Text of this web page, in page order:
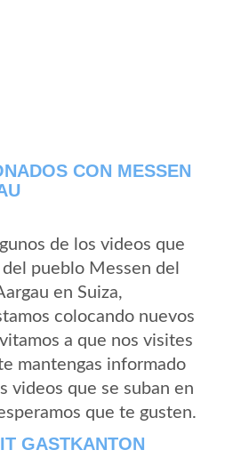
CON MESSEN
de los videos que
pueblo Messen del
en Suiza,
colocando nuevos
a que nos visites
mantengas informado
videos que se suban en
que te gusten.
GASTKANTON